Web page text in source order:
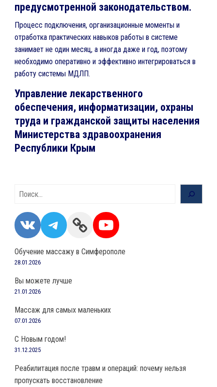
предусмотренной законодательством.
Процесс подключения, организационные моменты и
отработка практических навыков работы в системе
занимает не один месяц, а иногда даже и год, поэтому
необходимо оперативно и эффективно интегрироваться в
работу системы МДЛП.
Управление лекарственного
обеспечения, информатизации, охраны
труда и гражданской защиты населения
Министерства здравоохранения
Республики Крым
Поиск
VK Telegram
LinkYouTube
Обучение массажу в Симферополе
28.01.2026
Вы можете лучше
21.01.2026
Массаж для самых маленьких
07.01.2026
С Новым годом!
31.12.2025
Реабилитация после травм и операций: почему нельзя
пропускать восстановление